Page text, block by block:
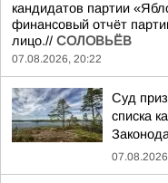
кандидатов партии
финансовый отчёт
лицо.// СОЛОВЬЁВ
07.08.2026, 20:22
Суд
списка